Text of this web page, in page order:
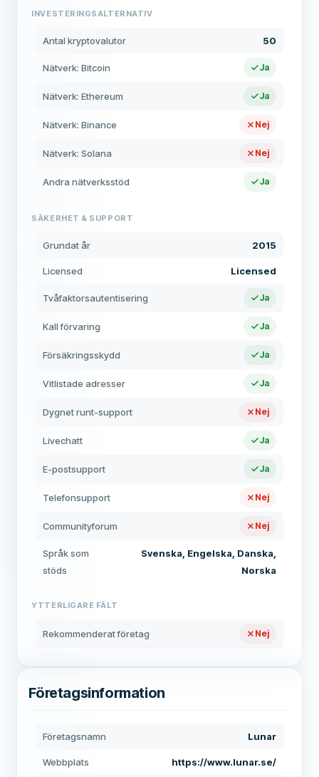
INVESTERINGSALTERNATIV
Antal kryptovalutor 50
Nätverk: Bitcoin Ja
Nätverk: Ethereum Ja
Nätverk: Binance Nej
Nätverk: Solana Nej
Andra nätverksstöd Ja
SÄKERHET & SUPPORT
Grundat år 2015
Licensed Licensed
Tvåfaktorsautentisering Ja
Kall förvaring Ja
Försäkringsskydd Ja
Vitlistade adresser Ja
Dygnet runt-support Nej
Livechatt Ja
E-postsupport Ja
Telefonsupport Nej
Communityforum Nej
Språk som
stöds
Svenska, Engelska, Danska,
Norska
YTTERLIGARE FÄLT
Rekommenderat företag Nej
Företagsinformation
Företagsnamn Lunar
Webbplats https://www.lunar.se/